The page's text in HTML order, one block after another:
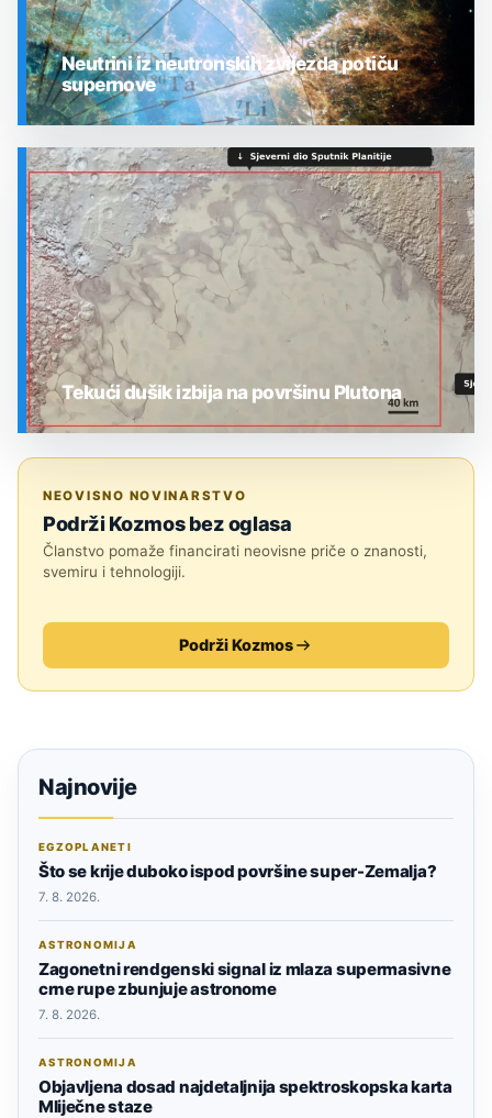
SVEMIR
Neutrini iz neutronskih zvijezda potiču
supernove
Tekući dušik izbija na površinu Plutona
NEOVISNO NOVINARSTVO
Podrži Kozmos bez oglasa
Članstvo pomaže financirati neovisne priče o znanosti,
svemiru i tehnologiji.
Podrži Kozmos
Najnovije
EGZOPLANETI
Što se krije duboko ispod površine super-Zemalja?
7. 8. 2026.
ASTRONOMIJA
Zagonetni rendgenski signal iz mlaza supermasivne
crne rupe zbunjuje astronome
7. 8. 2026.
ASTRONOMIJA
Objavljena dosad najdetaljnija spektroskopska karta
Mliječne staze